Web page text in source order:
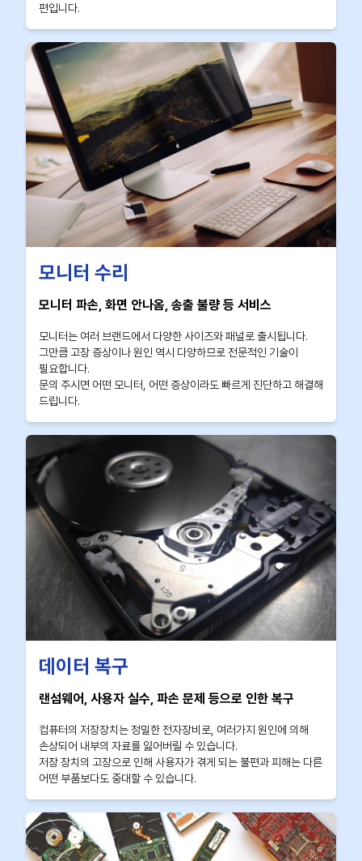
편입니다.
모니터 수리
모니터 파손, 화면 안나옴, 송출 불량 등 서비스
모니터는 여러 브랜드에서 다양한 사이즈와 패널로 출시됩니다.
그만큼 고장 증상이나 원인 역시 다양하므로 전문적인 기술이
필요합니다.
문의 주시면 어떤 모니터, 어떤 증상이라도 빠르게 진단하고 해결해
드립니다.
데이터 복구
랜섬웨어, 사용자 실수, 파손 문제 등으로 인한 복구
컴퓨터의 저장장치는 정밀한 전자장비로, 여러가지 원인에 의해
손상되어 내부의 자료를 잃어버릴 수 있습니다.
저장 장치의 고장으로 인해 사용자가 겪게 되는 불편과 피해는 다른
어떤 부품보다도 중대할 수 있습니다.